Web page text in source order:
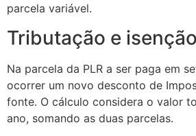
parcela variável.
Tributação e isenção
Na parcela da PLR a ser paga em
ocorrer um novo desconto de
fonte. O cálculo considera o valor
ano, somando as duas parcelas.